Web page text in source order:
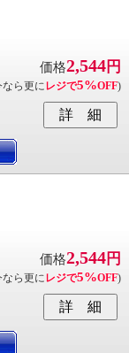
価格2,544円
ら更に レジで5%OFF)
価格2,544円
ら更に レジで5%OFF)